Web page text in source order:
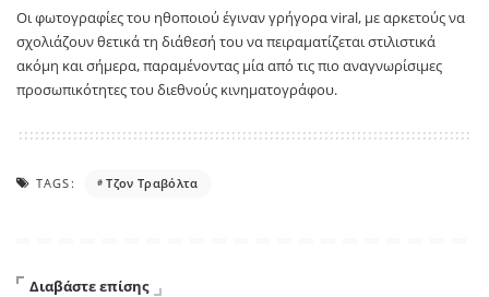
Οι φωτογραφίες του ηθοποιού έγιναν γρήγορα viral, με αρκετούς να
σχολιάζουν θετικά τη διάθεσή του να πειραματίζεται στιλιστικά
ακόμη και σήμερα, παραμένοντας μία από τις πιο αναγνωρίσιμες
προσωπικότητες του διεθνούς κινηματογράφου.
TAGS: Τζον Τραβόλτα
Διαβάστε επίσης